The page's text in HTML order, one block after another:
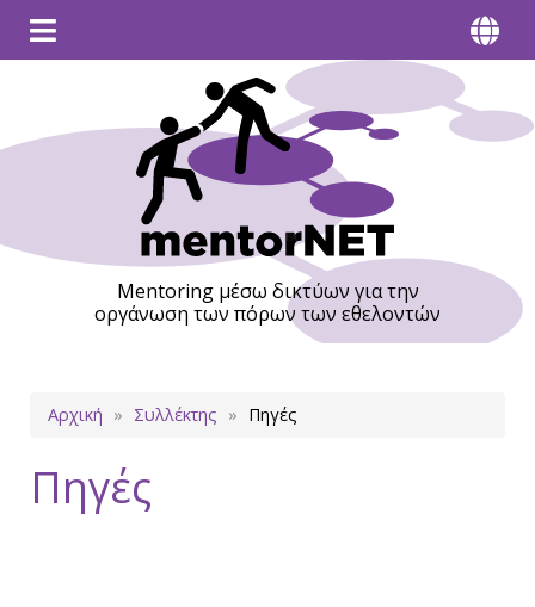
Mentoring μέσω δικτύων για την
οργάνωση των πόρων των εθελοντών
Breadcrumb
Αρχική Συλλέκτης Πηγές
Πηγές